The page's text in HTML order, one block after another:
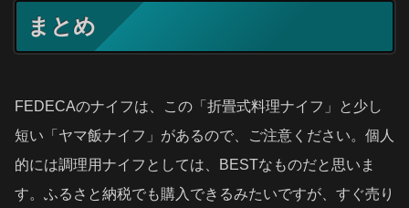
まとめ
FEDECAのナイフは、この「折畳式料理ナイフ」と少し
短い「ヤマ飯ナイフ」があるので、ご注意ください。個人
的には調理用ナイフとしては、BESTなものだと思いま
す。ふるさと納税でも購入できるみたいですが、すぐ売り